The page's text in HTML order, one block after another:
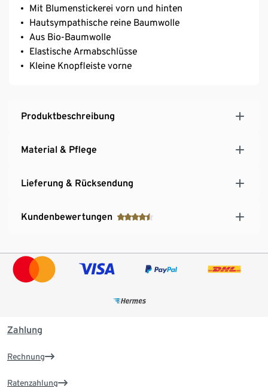
Mit Blumenstickerei vorn und hinten
Hautsympathische reine Baumwolle
Aus Bio-Baumwolle
Elastische Armabschlüsse
Kleine Knopfleiste vorne
Produktbeschreibung
Material & Pflege
Lieferung & Rücksendung
Kundenbewertungen
Zahlung
Rechnung
Ratenzahlung